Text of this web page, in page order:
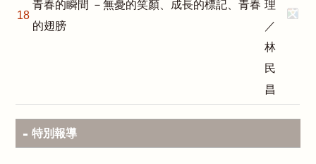
18
青春的瞬間 －無憂的笑顏、成長的標記、青春
的翅膀
理
／
林
民
昌
特別報導